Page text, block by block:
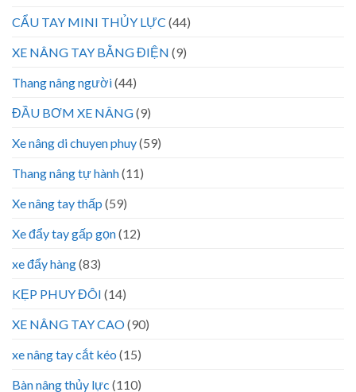
CẨU TAY MINI THỦY LỰC (44)
XE NÂNG TAY BẰNG ĐIỆN (9)
Thang nâng người(44)
ĐẦU BƠM XE NÂNG(9)
Xe nâng di chuyen phuy(59)
Thang nâng tự hành(11)
Xe nâng tay thấp (59)
Xe đẩy tay gấp gọn(12)
xe đẩy hàng(83)
KẸP PHUY ĐÔI (14)
XE NÂNG TAY CAO(90)
xe nâng tay cắt kéo (15)
Bàn nâng thủy lực (110)